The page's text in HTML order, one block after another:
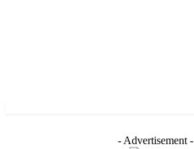
- Advertisement -